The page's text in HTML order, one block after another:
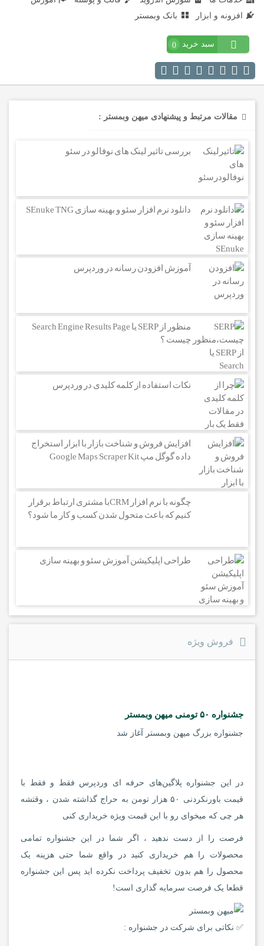
افزونه و ابزار
بانک وبمستر
سبد خرید 0
مقالات مرتبط و پیشنهادی میهن وبمستر :
بررسی تاثیر لینک های نوفالو در سئو
دانلود نرم افزار سئو و بهینه سازی SEnuke TNG
آموزش افزودن رسانه در وردپرس
منظور از SERP یا Search Engine Results Page
چیست ؟
نکات استفاده از کلمه کلیدی در وردپرس
افزایش فروش و شناخت بازار با ابزار استخراج
داده گوگل مپ Google Maps Scraper Kit
چگونه با نرم افزار CRMبا مشتری ارتباط برقرار
کنیم که باعث متحول شدن کسب و کار ما شود؟
طراحی اپلیکیشن آموزش سئو و بهینه سازی
فروش ویژه
جشنواره ۵۰ تومنی میهن وبمستر
جشنواره بزرگ میهن وبمستر آغاز شد
در این جشنواره پلاگین‌های حرفه ای وردپرس فقط و فقط با
قیمت باورنکردنی ۵۰ هزار تومن به حراج گذاشته شدن ، وقتشه
هر چی که میخوای رو با این قیمت ویژه خریداری کنی
فرصت را از دست ندهید ، اگر شما در این جشنواره تمامی
محصولات را هم خریداری کنید در واقع شما حتی هزینه یک
محصول را هم بدون تخفیف پرداخت نکرده اید پس این جشنواره
قطعا یک فرصت سرمایه گذاری است!
✅ نکاتی برای شرکت در جشنواره :